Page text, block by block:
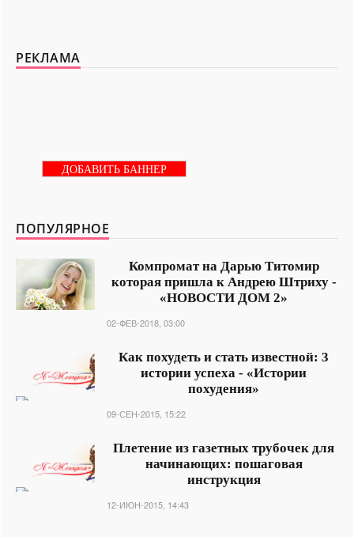
РЕКЛАМА
ДОБАВИТЬ БАННЕР
ПОПУЛЯРНОЕ
Компромат на Дарью Титомир
которая пришла к Андрею Штриху -
«НОВОСТИ ДОМ 2»
02-ФЕВ-2018, 03:00
Как похудеть и стать известной: 3
истории успеха - «Истории
похудения»
09-СЕН-2015, 15:22
Плетение из газетных трубочек для
начинающих: пошаговая
инструкция
12-ИЮН-2015, 14:43